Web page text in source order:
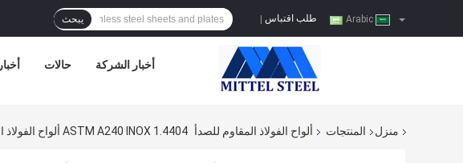
طلب اقتباس يبحث
أخبار حالات أخبار الشركة
منزل المنتجات ألواح الفولاذ المقاوم للصدأ ASTM A240 INOX 1.4404 ألواح الفولاذ المقاوم للصدأ 316L S31603 لوحة رقم 1 السطح